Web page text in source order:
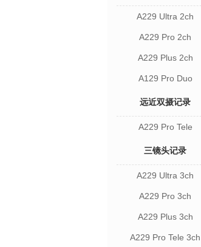
A229 Ultra 2ch
A229 Pro 2ch
A229 Plus 2ch
A129 Pro Duo
远近双摄记录
A229 Pro Tele
三镜头记录
A229 Ultra 3ch
A229 Pro 3ch
A229 Plus 3ch
A229 Pro Tele 3ch